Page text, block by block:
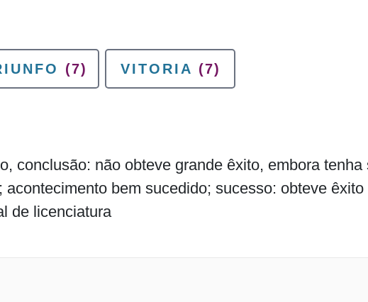
(7) VITORIA (7)
conclusão: não obteve grande êxito, embora
acontecimento bem sucedido; sucesso: obteve
de licenciatura